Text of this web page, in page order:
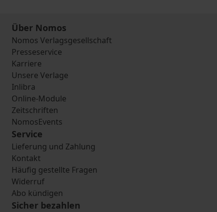
Über Nomos
Nomos Verlagsgesellschaft
Presseservice
Karriere
Unsere Verlage
Inlibra
Online-Module
Zeitschriften
NomosEvents
Service
Lieferung und Zahlung
Kontakt
Häufig gestellte Fragen
Widerruf
Abo kündigen
Sicher bezahlen